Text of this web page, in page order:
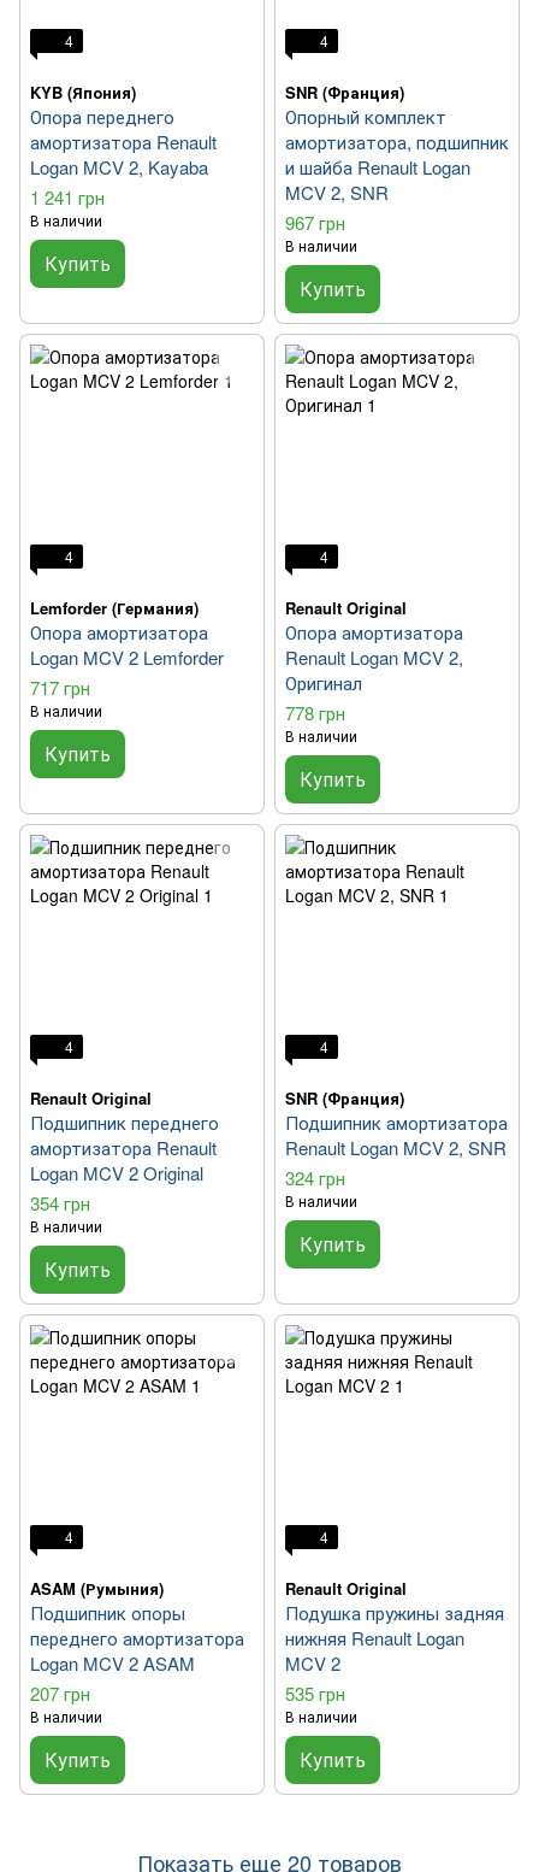
4
KYB (Япония)
Опора переднего
амортизатора Renault
Logan MCV 2, Kayaba
1 241 грн
В наличии
Купить
4
SNR (Франция)
Опорный комплект
амортизатора, подшипник
и шайба Renault Logan
MCV 2, SNR
967 грн
В наличии
Купить
4
Lemforder (Германия)
Опора амортизатора
Logan MCV 2 Lemforder
717 грн
В наличии
Купить
4
Renault Original
Опора амортизатора
Renault Logan MCV 2,
Оригинал
778 грн
В наличии
Купить
4
Renault Original
Подшипник переднего
амортизатора Renault
Logan MCV 2 Original
354 грн
В наличии
Купить
4
SNR (Франция)
Подшипник амортизатора
Renault Logan MCV 2, SNR
324 грн
В наличии
Купить
4
ASAM (Румыния)
Подшипник опоры
переднего амортизатора
Logan MCV 2 ASAM
207 грн
В наличии
Купить
4
Renault Original
Подушка пружины задняя
нижняя Renault Logan
MCV 2
535 грн
В наличии
Купить
Показать еще 20 товаров